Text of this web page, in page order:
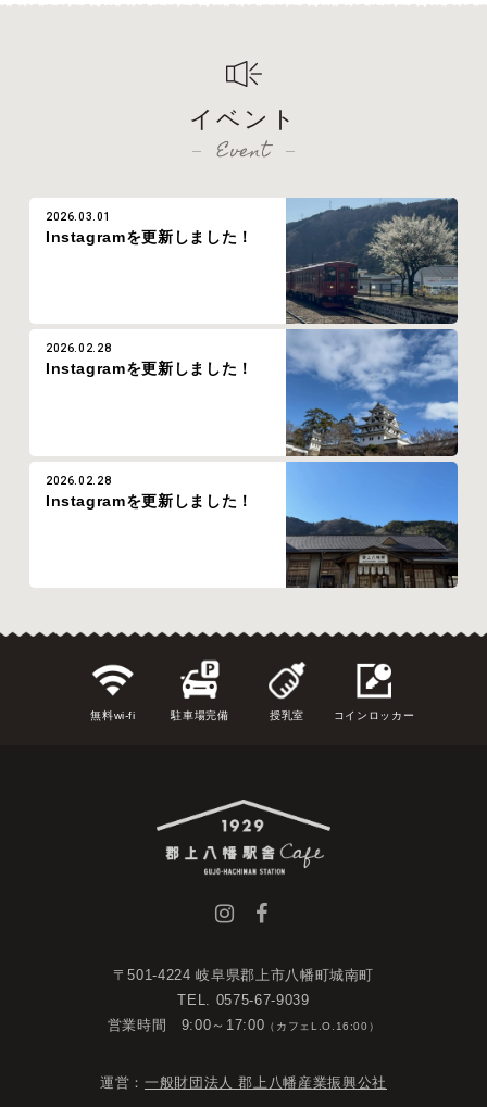
イベント
Event
2026.03.01
Instagramを更新しました！
2026.02.28
Instagramを更新しました！
2026.02.28
Instagramを更新しました！
無料wi-fi 駐車場完備 授乳室 コインロッカー
〒501-4224 岐阜県郡上市八幡町城南町
TEL. 0575-67-9039
営業時間 9:00～17:00 （カフェL.O.16:00）
運営： 一般財団法人 郡上八幡産業振興公社